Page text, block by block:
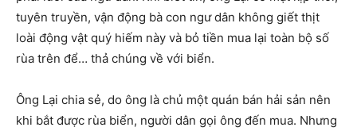
tuyên truyền, vận động bà con ngư dân không giết thịt
loài động vật quý hiếm này và bỏ tiền mua lại toàn bộ số
rùa trên để… thả chúng về với biển.
Ông Lại chia sẻ, do ông là chủ một quán bán hải sản nên
khi bắt được rùa biển, người dân gọi ông đến mua. Nhưng